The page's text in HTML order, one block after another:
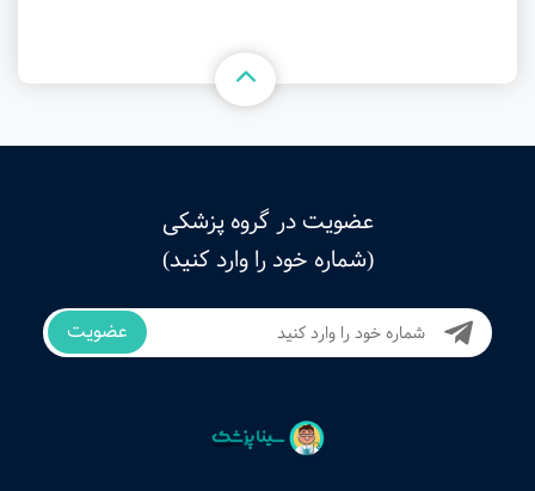
عضویت در گروه پزشکی
(شماره خود را وارد کنید)
عضویت